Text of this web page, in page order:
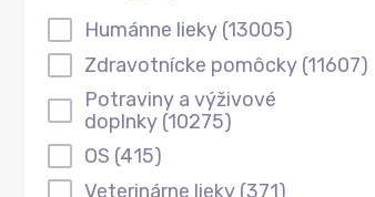
Podľa typu produktu
Humánne lieky (13005)
Zdravotnícke pomôcky (11607)
‌Potraviny a výživové
doplnky (10275)
OS (415)
Veterinárne lieky (371)